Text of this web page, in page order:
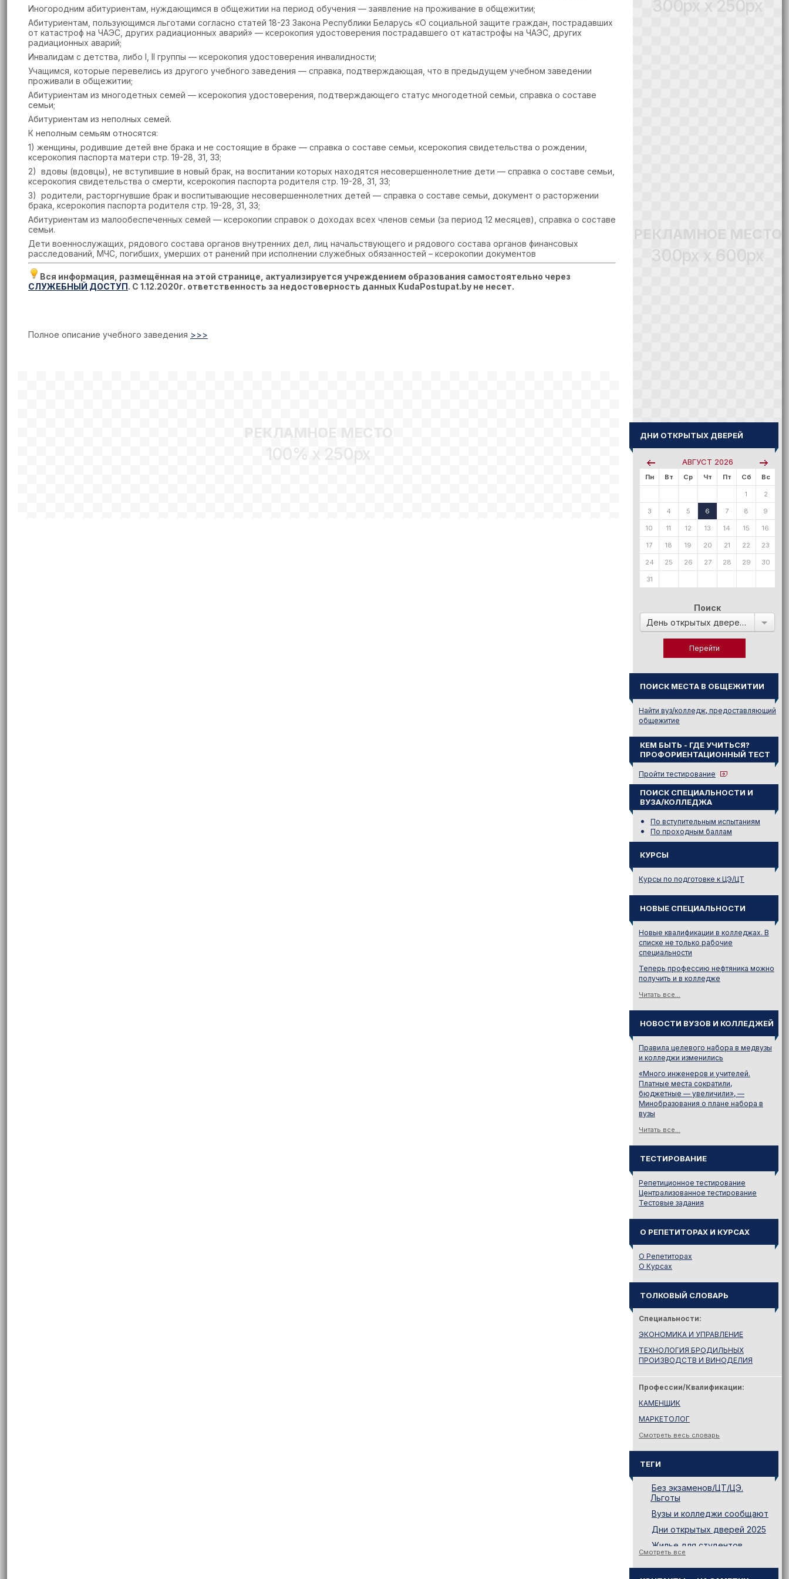
Иногородним абитуриентам, нуждающимся в общежитии на период обучения — заявление на проживание в общежитии;
Абитуриентам, пользующимся льготами согласно статей 18-23 Закона Республики Беларусь «О социальной защите граждан, пострадавших
от катастроф на ЧАЭС, других радиационных аварий» — ксерокопия удостоверения пострадавшего от катастрофы на ЧАЭС, других
радиационных аварий;
Инвалидам с детства, либо I, II группы — ксерокопия удостоверения инвалидности;
Учащимся, которые перевелись из другого учебного заведения — справка, подтверждающая, что в предыдущем учебном заведении
проживали в общежитии;
Абитуриентам из многодетных семей — ксерокопия удостоверения, подтверждающего статус многодетной семьи, справка о составе
семьи;
Абитуриентам из неполных семей.
К неполным семьям относятся:
1) женщины, родившие детей вне брака и не состоящие в браке — справка о составе семьи, ксерокопия свидетельства о рождении,
ксерокопия паспорта матери стр. 19-28, 31, 33;
2) вдовы (вдовцы), не вступившие в новый брак, на воспитании которых находятся несовершеннолетние дети — справка о составе семьи,
ксерокопия свидетельства о смерти, ксерокопия паспорта родителя стр. 19-28, 31, 33;
3) родители, расторгнувшие брак и воспитывающие несовершеннолетних детей — справка о составе семьи, документ о расторжении
брака, ксерокопия паспорта родителя стр. 19-28, 31, 33;
Абитуриентам из малообеспеченных семей — ксерокопии справок о доходах всех членов семьи (за период 12 месяцев), справка о составе
семьи.
Дети военнослужащих, рядового состава органов внутренних дел, лиц начальствующего и рядового состава органов финансовых
расследований, МЧС, погибших, умерших от ранений при исполнении служебных обязанностей – ксерокопии документов
Вся информация, размещённая на этой странице, актуализируется учреждением образования самостоятельно через
СЛУЖЕБНЫЙ ДОСТУП. С 1.12.2020г. ответственность за недостоверность данных KudaPostupat.by не несет.
Полное описание учебного заведения >>>
РЕКЛАМНОЕ МЕСТО
100% x 250px
300px x 250px
РЕКЛАМНОЕ МЕСТО
300px x 600px
ДНИ ОТКРЫТЫХ ДВЕРЕЙ
АВГУСТ 2026
Пн Вт Ср Чт Пт Сб Вс
1 2
3 4 5 6 7 8 9
10 11 12 13 14 15 16
17 18 19 20 21 22 23
24 25 26 27 28 29 30
31
Поиск
День открытых дверей в:
ПОИСК МЕСТА В ОБЩЕЖИТИИ
Найти вуз/колледж, предоставляющий
общежитие
КЕМ БЫТЬ - ГДЕ УЧИТЬСЯ?
ПРОФОРИЕНТАЦИОННЫЙ ТЕСТ
Пройти тестирование
ПОИСК СПЕЦИАЛЬНОСТИ И
ВУЗА/КОЛЛЕДЖА
По вступительным испытаниям
По проходным баллам
КУРСЫ
Курсы по подготовке к ЦЭ/ЦТ
НОВЫЕ СПЕЦИАЛЬНОСТИ
Новые квалификации в колледжах. В
списке не только рабочие
специальности
Теперь профессию нефтяника можно
получить и в колледже
Читать все...
НОВОСТИ ВУЗОВ И КОЛЛЕДЖЕЙ
Правила целевого набора в медвузы
и колледжи изменились
«Много инженеров и учителей.
Платные места сократили,
бюджетные — увеличили», —
Минобразования о плане набора в
вузы
Читать все...
ТЕСТИРОВАНИЕ
Репетиционное тестирование
Централизованное тестирование
Тестовые задания
О РЕПЕТИТОРАХ И КУРСАХ
О Репетиторах
О Курсах
ТОЛКОВЫЙ СЛОВАРЬ
Специальности:
ЭКОНОМИКА И УПРАВЛЕНИЕ
ТЕХНОЛОГИЯ БРОДИЛЬНЫХ
ПРОИЗВОДСТВ И ВИНОДЕЛИЯ
Профессии/Квалификации:
КАМЕНЩИК
МАРКЕТОЛОГ
Смотреть весь словарь
ТЕГИ
Без экзаменов/ЦТ/ЦЭ.
Льготы
Вузы и колледжи сообщают
Дни открытых дверей 2025
Жилье для студентов
Иностранному абитуриенту
Смотреть все